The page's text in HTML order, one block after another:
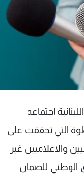
اجتماعه
التي تحققت على
والاعلاميين غير
الوطني للضمان